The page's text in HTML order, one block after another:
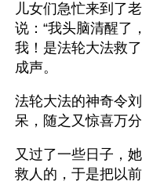
儿女们急忙来到了
说：“我头脑清醒了
我！是法轮大法救
成声。
法轮大法的神奇令
呆，随之又惊喜万分
又过了一些日子，
救人的，于是把以